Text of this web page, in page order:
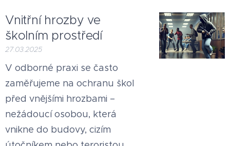
Vnitřní hrozby ve
školním prostředí
27.03.2025
V odborné praxi se často
zaměřujeme na ochranu škol
před vnějšími hrozbami –
nežádoucí osobou, která
vnikne do budovy, cizím